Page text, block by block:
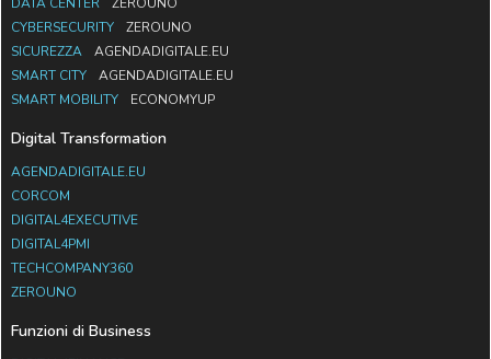
CYBERSECURITY
ZEROUNO
SICUREZZA
AGENDADIGITALE.EU
SMART CITY
AGENDADIGITALE.EU
SMART MOBILITY
ECONOMYUP
Digital Transformation
AGENDADIGITALE.EU
CORCOM
DIGITAL4EXECUTIVE
DIGITAL4PMI
TECHCOMPANY360
ZEROUNO
Funzioni di Business